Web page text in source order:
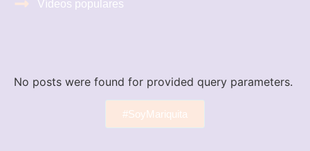
Vídeos populares
No posts were found for provided query parameters.
#SoyMariquita